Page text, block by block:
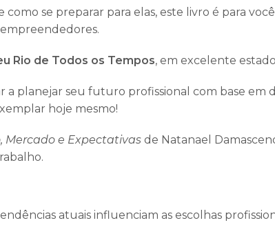
se preparar para elas, este livro é para
Rio de Todos os Tempos, em excelente
planejar seu futuro profissional com base em
hoje mesmo!
Mercado e Expectativas de Natanael
atuais influenciam as escolhas